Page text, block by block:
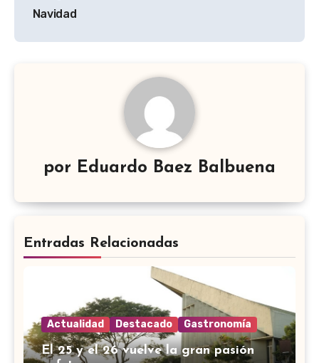
entradas
Navidad
por Eduardo Baez Balbuena
Entradas Relacionadas
Actualidad Destacado Gastronomía
El 25 y el 26 vuelve la gran pasión